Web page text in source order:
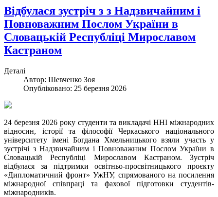
Відбулася зустріч з з Надзвичайним і
Повноважним Послом України в
Словацькій Республіці Мирославом
Кастраном
Деталі
Автор: Шевченко Зоя
Опубліковано: 25 березня 2026
24 березня 2026 року студенти та викладачі ННІ міжнародних
відносин, історії та філософії Черкаського національного
університету імені Богдана Хмельницького взяли участь у
зустрічі з Надзвичайним і Повноважним Послом України в
Словацькій Республіці Мирославом Кастраном. Зустріч
відбулася за підтримки освітньо-просвітницького проєкту
«Дипломатичний фронт» УжНУ, спрямованого на посилення
міжнародної співпраці та фахової підготовки студентів-
міжнародників.